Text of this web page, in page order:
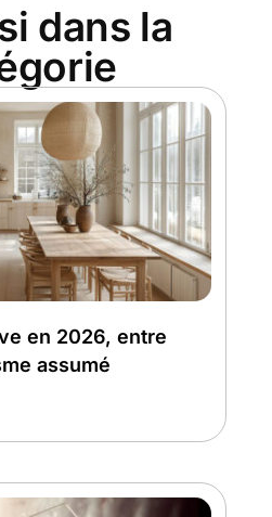
dans la
en 2026, entre
assumé